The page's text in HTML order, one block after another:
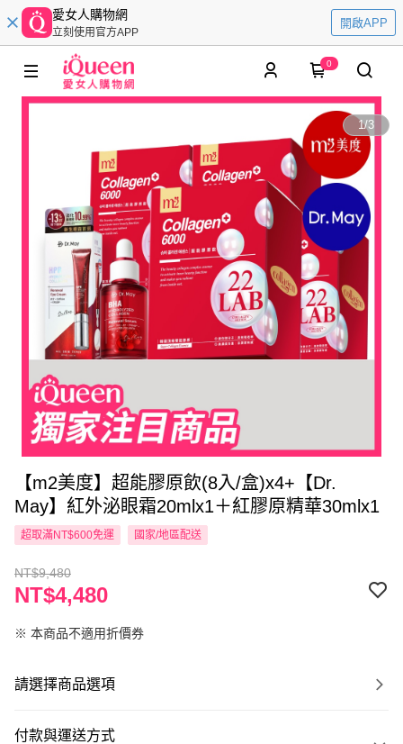
愛女人購物網
立刻使用官方APP
開啟APP
0
1/3
【m2美度】超能膠原飲(8入/盒)x4+【Dr.
May】紅外泌眼霜20mlx1＋紅膠原精華30mlx1
超取滿NT$600免運 國家/地區配送
NT$9,480
NT$4,480
※ 本商品不適用折價券
請選擇商品選項
付款與運送方式